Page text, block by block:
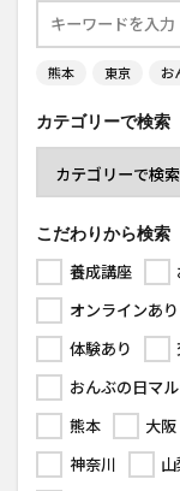
熊本 東京 お
カテゴリーで検索
こだわりから検索
養成講座
オンラインあり
体験あり
おんぶの日マ
熊本
大阪
神奈川